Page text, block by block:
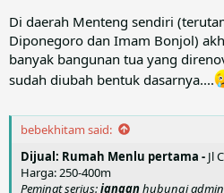
Di daerah Menteng sendiri
Diponegoro dan Imam Bonjol)
banyak bangunan tua yang
sudah diubah bentuk dasarnya....
bebekhitam said:
Dijual: Rumah Menlu pertama - Jl
Harga: 250-400m
Peminat serius:janganhubungi admin